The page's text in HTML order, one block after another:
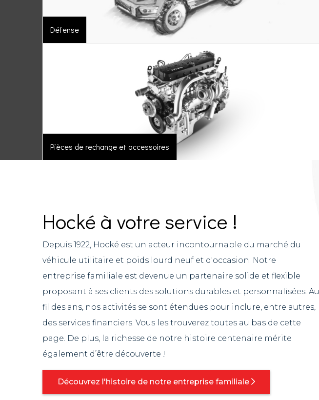
Défense
Pièces de rechange et accessoires
Hocké à votre service !
Depuis 1922, Hocké est un acteur incontournable du marché du
véhicule utilitaire et poids lourd neuf et d'occasion. Notre
entreprise familiale est devenue un partenaire solide et flexible
proposant à ses clients des solutions durables et personnalisées. Au
fil des ans, nos activités se sont étendues pour inclure, entre autres,
des services financiers. Vous les trouverez toutes au bas de cette
page. De plus, la richesse de notre histoire centenaire mérite
également d’être découverte !
Découvrez l'histoire de notre entreprise familiale